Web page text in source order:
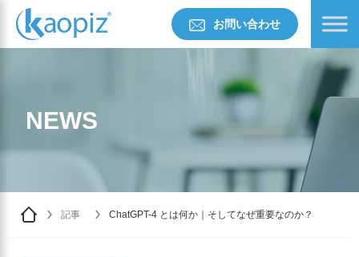
お問い合わせ
NEWS
記事 ChatGPT-4 とは何か｜そしてなぜ重要なのか？